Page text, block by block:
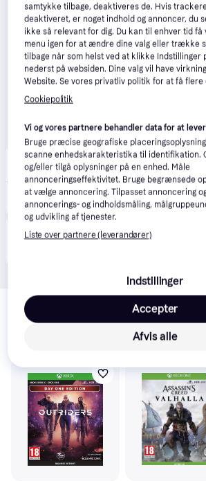
Geekd 4.5 (31)
Bestillingsvare
Watch Dogs: Legion - Xbox One Xbox One Spil - GEEKD.dk - Forventet levering: 1-2 hverdage
Eller
Produktet fås også hos 1 butik
Relaterede produkter
Se vores forslag til andre produkter, der
samtykke tilbage, deaktiveres de. Hvis
deaktiveret, er noget indhold og annoncer, du
ikke så relevant for dig. Du kan til enhver tid få
menu igen for at ændre dine valg eller trække
tilbage når som helst ved at klikke Indstillinger
nederst på websiden. Dine valg vil have
Website. Se vores privatliv politik for at få flere
Cookiepolitik
Vi og vores partnere behandler data for at
Bruge præcise geografiske
scanne enhedskarakteristika til identifikation.
og/eller tilgå oplysninger på en enhed. Måle
annonceringseffektivitet. Bruge begrænsede
at vælge annoncering. Tilpasset annoncering
annoncerings- og indholdsmåling,
og udvikling af tjenester.
Liste over partnere (leverandører)
Indstillinger
Afvis alle
Accepter